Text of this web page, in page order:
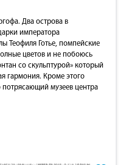
Два острова в
императора
Теофиля Готье, помпейские
цветов и не побоюсь
со скульптурой» который
гармония. Кроме этого
музеев центра